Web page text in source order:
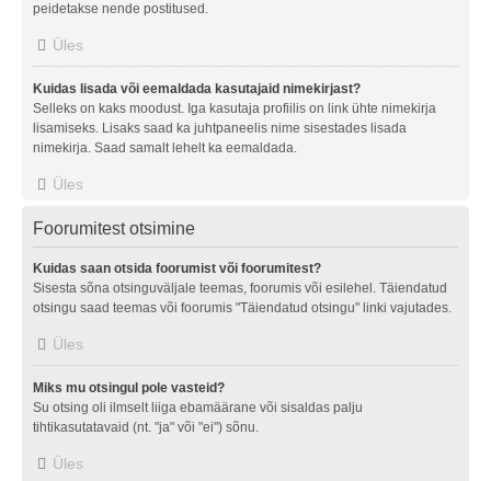
peidetakse nende postitused.
Üles
Kuidas lisada või eemaldada kasutajaid nimekirjast?
Selleks on kaks moodust. Iga kasutaja profiilis on link ühte nimekirja
lisamiseks. Lisaks saad ka juhtpaneelis nime sisestades lisada
nimekirja. Saad samalt lehelt ka eemaldada.
Üles
Foorumitest otsimine
Kuidas saan otsida foorumist või foorumitest?
Sisesta sõna otsinguväljale teemas, foorumis või esilehel. Täiendatud
otsingu saad teemas või foorumis "Täiendatud otsingu" linki vajutades.
Üles
Miks mu otsingul pole vasteid?
Su otsing oli ilmselt liiga ebamäärane või sisaldas palju
tihtikasutatavaid (nt. "ja" või "ei") sõnu.
Üles